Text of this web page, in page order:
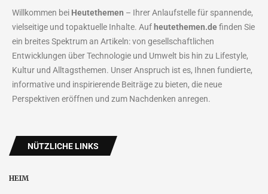
Willkommen bei Heutethemen – Ihrer Anlaufstelle für spannende,
vielseitige und topaktuelle Inhalte. Aufheutethemen.definden Sie
ein breites Spektrum an Artikeln: von gesellschaftlichen
Entwicklungen über Technologie und Umwelt bis hin zu Lifestyle,
Kultur und Alltagsthemen. Unser Anspruch ist es, Ihnen fundierte,
informative und inspirierende Beiträge zu bieten, die neue
Perspektiven eröffnen und zum Nachdenken anregen.
NÜTZLICHE LINKS
HEIM